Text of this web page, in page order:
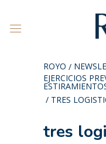
ROYO /
EJERCICIOS
/ TRES
tres